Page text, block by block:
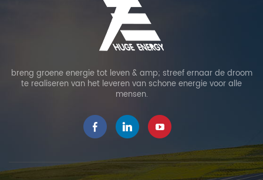
breng groene energie tot leven & amp; streef ernaar de droom
te realiseren van het leveren van schone energie voor alle
mensen.